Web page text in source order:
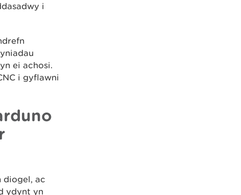
i
ei achosi.
i gyflawni
diogel, ac
ydynt yn